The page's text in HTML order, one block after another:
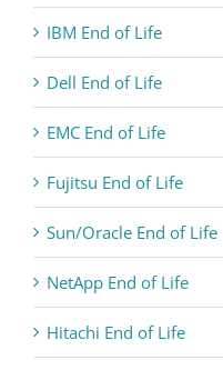
IBM End of Life
Dell End of Life
EMC End of Life
Fujitsu End of Life
Sun/Oracle End of Life
NetApp End of Life
Hitachi End of Life